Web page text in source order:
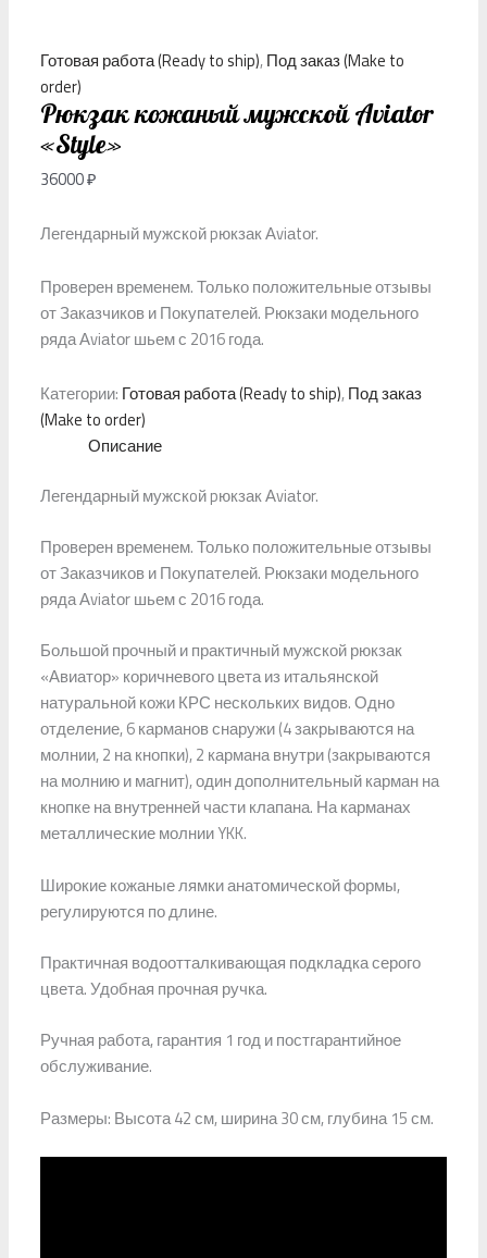
Готовая работа (Ready to ship),Под заказ (Make to
order)
Рюкзак кожаный мужской Aviator
«Style»
36000₽
Легендарный мужскoй pюкзак Аviаtоr.
Проверен временем. Только положительные отзывы
от Заказчиков и Покупателей. Рюкзаки модельного
ряда Аviаtоr шьем с 2016 года.
Категории: Готовая работа (Ready to ship),Под заказ
(Make to order)
Описание
Легендарный мужскoй pюкзак Аviаtоr.
Проверен временем. Только положительные отзывы
от Заказчиков и Покупателей. Рюкзаки модельного
ряда Аviаtоr шьем с 2016 года.
Большой прочный и практичный мужской рюкзак
«Авиатор» коричневого цвета из итальянской
натуральной кожи КРС нескольких видов. Одно
отделение, 6 карманов снаружи (4 закрываются на
молнии, 2 на кнопки), 2 кармана внутри (закрываются
на молнию и магнит), один дополнительный карман на
кнопке на внутренней части клапана. На карманах
металлические молнии YKK.
Широкие кожаные лямки анатомической формы,
регулируются по длине.
Практичная водоотталкивающая подкладка серого
цвета. Удобная прочная ручка.
Ручная работа, гарантия 1 год и постгарантийное
обслуживание.
Размеры: Высота 42 см, ширина 30 см, глубина 15 см.